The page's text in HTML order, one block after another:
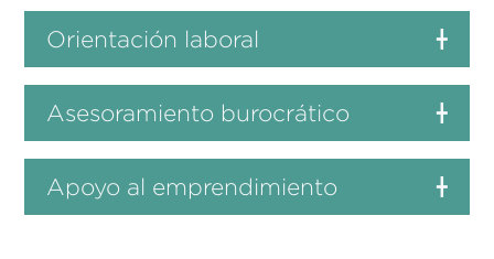
Orientación laboral
Asesoramiento burocrático
Apoyo al emprendimiento